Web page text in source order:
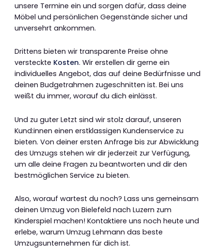
unsere Termine ein und sorgen dafür, dass deine
Möbel und persönlichen Gegenstände sicher und
unversehrt ankommen.
Drittens bieten wir transparente Preise ohne
versteckte Kosten. Wir erstellen dir gerne ein
individuelles Angebot, das auf deine Bedürfnisse und
deinen Budgetrahmen zugeschnitten ist. Bei uns
weißt du immer, worauf du dich einlässt.
Und zu guter Letzt sind wir stolz darauf, unseren
Kund:innen einen erstklassigen Kundenservice zu
bieten. Von deiner ersten Anfrage bis zur Abwicklung
des Umzugs stehen wir dir jederzeit zur Verfügung,
um alle deine Fragen zu beantworten und dir den
bestmöglichen Service zu bieten.
Also, worauf wartest du noch? Lass uns gemeinsam
deinen Umzug von Bielefeld nach Luzern zum
Kinderspiel machen! Kontaktiere uns noch heute und
erlebe, warum Umzug Lehmann das beste
Umzugsunternehmen für dich ist.